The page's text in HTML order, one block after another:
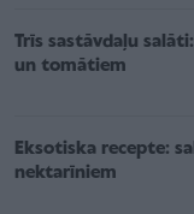
Trīs sastāvdaļu
un tomātiem
Eksotiska recepte:
nektarīniem